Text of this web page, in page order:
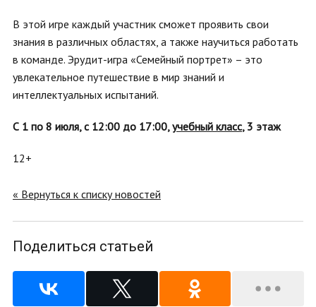
В этой игре каждый участник сможет проявить свои
знания в различных областях, а также научиться работать
в команде. Эрудит-игра «Семейный портрет» – это
увлекательное путешествие в мир знаний и
интеллектуальных испытаний.
С 1 по 8 июля, с 12:00 до 17:00,учебный класс, 3 этаж
12+
« Вернуться к списку новостей
Поделиться статьей